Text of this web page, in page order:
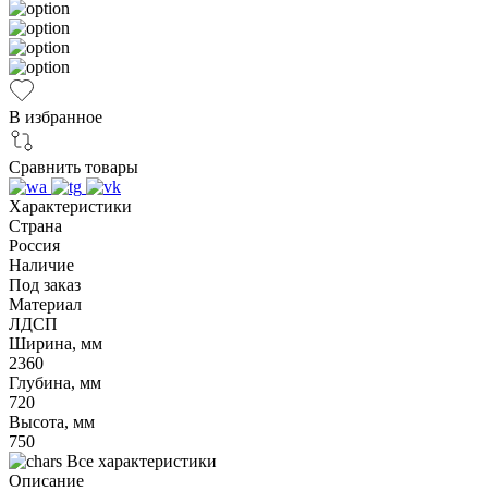
В избранное
Сравнить товары
Характеристики
Страна
Россия
Наличие
Под заказ
Материал
ЛДСП
Ширина, мм
2360
Глубина, мм
720
Высота, мм
750
Все характеристики
Описание